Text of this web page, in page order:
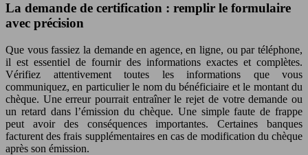
La demande de certification : remplir le formulaire
avec précision
Que vous fassiez la demande en agence, en ligne, ou par téléphone,
il est essentiel de fournir des informations exactes et complètes.
Vérifiez attentivement toutes les informations que vous
communiquez, en particulier le nom du bénéficiaire et le montant du
chèque. Une erreur pourrait entraîner le rejet de votre demande ou
un retard dans l’émission du chèque. Une simple faute de frappe
peut avoir des conséquences importantes. Certaines banques
facturent des frais supplémentaires en cas de modification du chèque
après son émission.